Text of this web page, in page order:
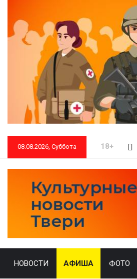
08.08.2026, Суббота 18+
НОВОСТИ АФИША ФОТО